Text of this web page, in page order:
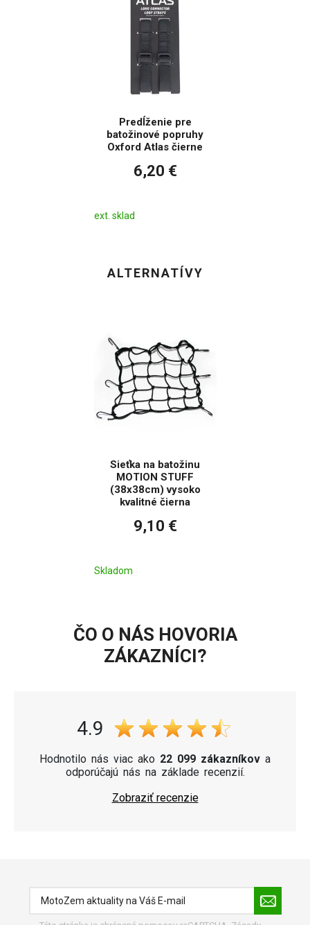
Predĺženie pre
batožinové popruhy
Oxford Atlas čierne
6,20 €
ext. sklad
ALTERNATÍVY
Sieťka na batožinu
MOTION STUFF
(38x38cm) vysoko
kvalitné čierna
9,10 €
Skladom
ČO O NÁS HOVORIA
ZÁKAZNÍCI?
4.9
Hodnotilo nás viac ako 22 099 zákazníkov a
odporúčajú nás na základe recenzií.
Zobraziť recenzie